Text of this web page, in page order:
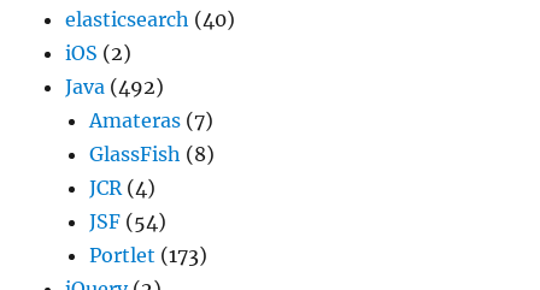
elasticsearch (40)
iOS (2)
Java (492)
Amateras (7)
GlassFish (8)
JCR(4)
JSF (54)
Portlet (173)